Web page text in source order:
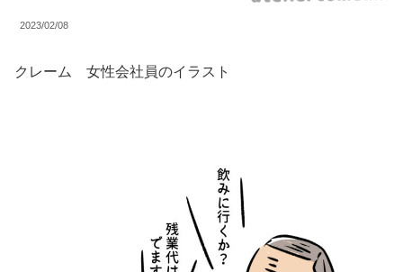
2023/02/08
クレーム 女性会社員のイラスト